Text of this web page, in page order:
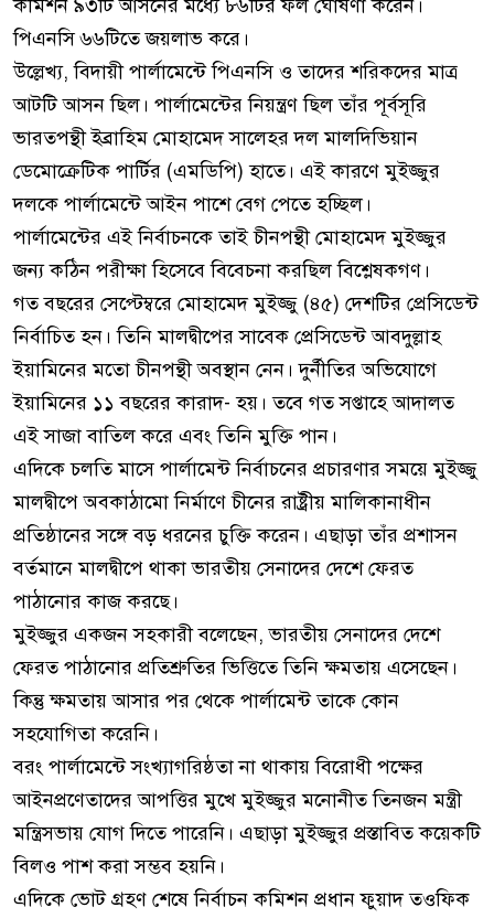
কমিশন ৯৩টি আসনের মধ্যে ৮৬টির ফল ঘোষণা করেন।
পিএনসি ৬৬টিতে জয়লাভ করে।
উল্লেখ্য, বিদায়ী পার্লামেন্টে পিএনসি ও তাদের শরিকদের মাত্র
আটটি আসন ছিল। পার্লামেন্টের নিয়ন্ত্রণ ছিল তাঁর পূর্বসূরি
ভারতপন্থী ইব্রাহিম মোহামেদ সালেহর দল মালদিভিয়ান
ডেমোক্রেটিক পার্টির (এমডিপি) হাতে। এই কারণে মুইজ্জুর
দলকে পার্লামেন্টে আইন পাশে বেগ পেতে হচ্ছিল।
পার্লামেন্টের এই নির্বাচনকে তাই চীনপন্থী মোহামেদ মুইজ্জুর
জন্য কঠিন পরীক্ষা হিসেবে বিবেচনা করছিল বিশ্লেষকগণ।
গত বছরের সেপ্টেম্বরে মোহামেদ মুইজ্জু (৪৫) দেশটির প্রেসিডেন্ট
নির্বাচিত হন। তিনি মালদ্বীপের সাবেক প্রেসিডেন্ট আবদুল্লাহ
ইয়ামিনের মতো চীনপন্থী অবস্থান নেন। দুর্নীতির অভিযোগে
ইয়ামিনের ১১ বছরের কারাদ- হয়। তবে গত সপ্তাহে আদালত
এই সাজা বাতিল করে এবং তিনি মুক্তি পান।
এদিকে চলতি মাসে পার্লামেন্ট নির্বাচনের প্রচারণার সময়ে মুইজ্জু
মালদ্বীপে অবকাঠামো নির্মাণে চীনের রাষ্ট্রীয় মালিকানাধীন
প্রতিষ্ঠানের সঙ্গে বড় ধরনের চুক্তি করেন। এছাড়া তাঁর প্রশাসন
বর্তমানে মালদ্বীপে থাকা ভারতীয় সেনাদের দেশে ফেরত
পাঠানোর কাজ করছে।
মুইজ্জুর একজন সহকারী বলেছেন, ভারতীয় সেনাদের দেশে
ফেরত পাঠানোর প্রতিশ্রুতির ভিত্তিতে তিনি ক্ষমতায় এসেছেন।
কিন্তু ক্ষমতায় আসার পর থেকে পার্লামেন্ট তাকে কোন
সহযোগিতা করেনি।
বরং পার্লামেন্টে সংখ্যাগরিষ্ঠতা না থাকায় বিরোধী পক্ষের
আইনপ্রণেতাদের আপত্তির মুখে মুইজ্জুর মনোনীত তিনজন মন্ত্রী
মন্ত্রিসভায় যোগ দিতে পারেনি। এছাড়া মুইজ্জুর প্রস্তাবিত কয়েকটি
বিলও পাশ করা সম্ভব হয়নি।
এদিকে ভোট গ্রহণ শেষে নির্বাচন কমিশন প্রধান ফুয়াদ তওফিক